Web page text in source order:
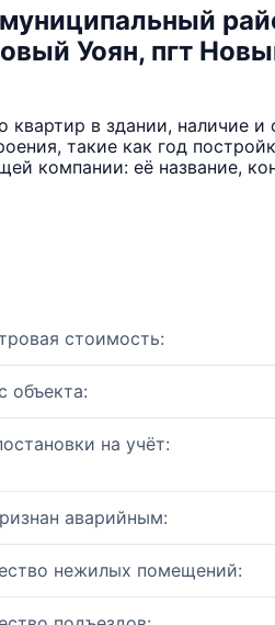
Уоян, пгт
в здании, наличие и
такие как год
компании: её название,
стоимость:
объекта:
на учёт:
аварийным:
нежилых помещений: